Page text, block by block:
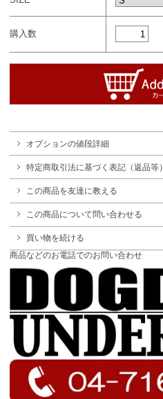
購入数
オプションの値段詳細
特定商取引法に基づく表記（返品等）
この商品を友達に教える
この商品について問い合わせる
買い物を続ける
商品などのお電話でのお問い合わせ